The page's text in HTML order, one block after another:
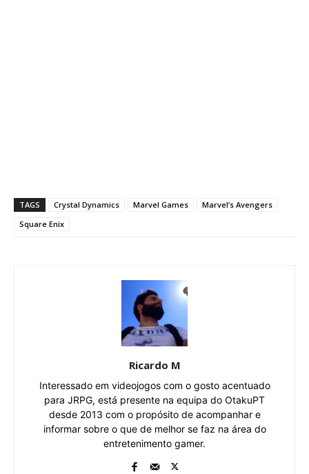
TAGS Crystal Dynamics Marvel Games
Marvel’s Avengers
Square Enix
Ricardo M
Interessado em videojogos com o gosto acentuado
para JRPG, está presente na equipa do OtakuPT
desde 2013 com o propósito de acompanhar e
informar sobre o que de melhor se faz na área do
entretenimento gamer.